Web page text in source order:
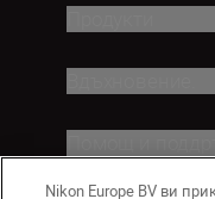
Nikon Europe BV ви